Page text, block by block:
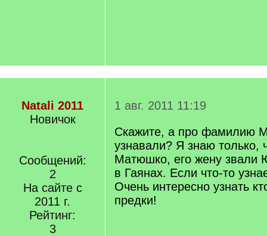
Natali 2011
Новичок
Сообщений:
2
На сайте с
2011 г.
Рейтинг:
3
1 авг. 2011 11:19
Скажите, а про фамилию
узнавали? Я знаю только,
Матюшко, его жену звали
в Гаянах. Если что-то
Очень интересно узнать
предки!